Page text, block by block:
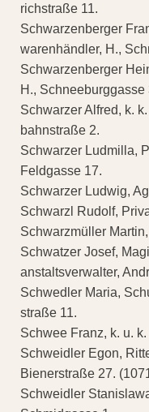
richstraße 11.
Schwarzenberger
warenhändler, H.,
Schwarzenberger
H., Schneeburggasse
Schwarzer Alfred, k.
bahnstraße 2.
Schwarzer Ludmilla,
Feldgasse 17.
Schwarzer Ludwig,
Schwarzl Rudolf,
Schwarzmüller
Schwatzer Josef,
anstaltsverwalter,
Schwedler Maria,
straße 11.
Schwee Franz, k. u.
Schweidler Egon,
Bienerstraße 27.
Schweidler